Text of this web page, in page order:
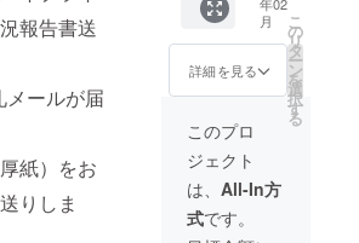
報告書送
ールが届
紙）をお
りしま
トにお
名前の
掲載を
させて
いただ
きま
す。 ※
教授と
の対談
などご
相談に
応じま
提供
（特
大） 島
谷ひと
みさん
と対談
し今回
のご協
力をPR
させて
いただ
きま
付)をご
送付い
たしま
す。
CiMLか
らの感
謝状を
お送り
いたし
ます。
記念品
（創薬
月
詳細を見る
こ
の
リ
タ
ー
ン
を
選
択
す
る
このプロ
ジェクト
は、 All-In方
式です。